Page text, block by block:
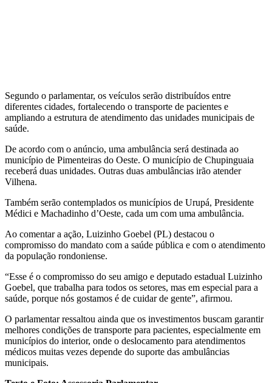
Segundo o parlamentar, os veículos serão distribuídos entre
diferentes cidades, fortalecendo o transporte de pacientes e
ampliando a estrutura de atendimento das unidades municipais de
saúde.
De acordo com o anúncio, uma ambulância será destinada ao
município de Pimenteiras do Oeste. O município de Chupinguaia
receberá duas unidades. Outras duas ambulâncias irão atender
Vilhena.
Também serão contemplados os municípios de Urupá, Presidente
Médici e Machadinho d’Oeste, cada um com uma ambulância.
Ao comentar a ação, Luizinho Goebel (PL) destacou o
compromisso do mandato com a saúde pública e com o atendimento
da população rondoniense.
“Esse é o compromisso do seu amigo e deputado estadual Luizinho
Goebel, que trabalha para todos os setores, mas em especial para a
saúde, porque nós gostamos é de cuidar de gente”, afirmou.
O parlamentar ressaltou ainda que os investimentos buscam garantir
melhores condições de transporte para pacientes, especialmente em
municípios do interior, onde o deslocamento para atendimentos
médicos muitas vezes depende do suporte das ambulâncias
municipais.